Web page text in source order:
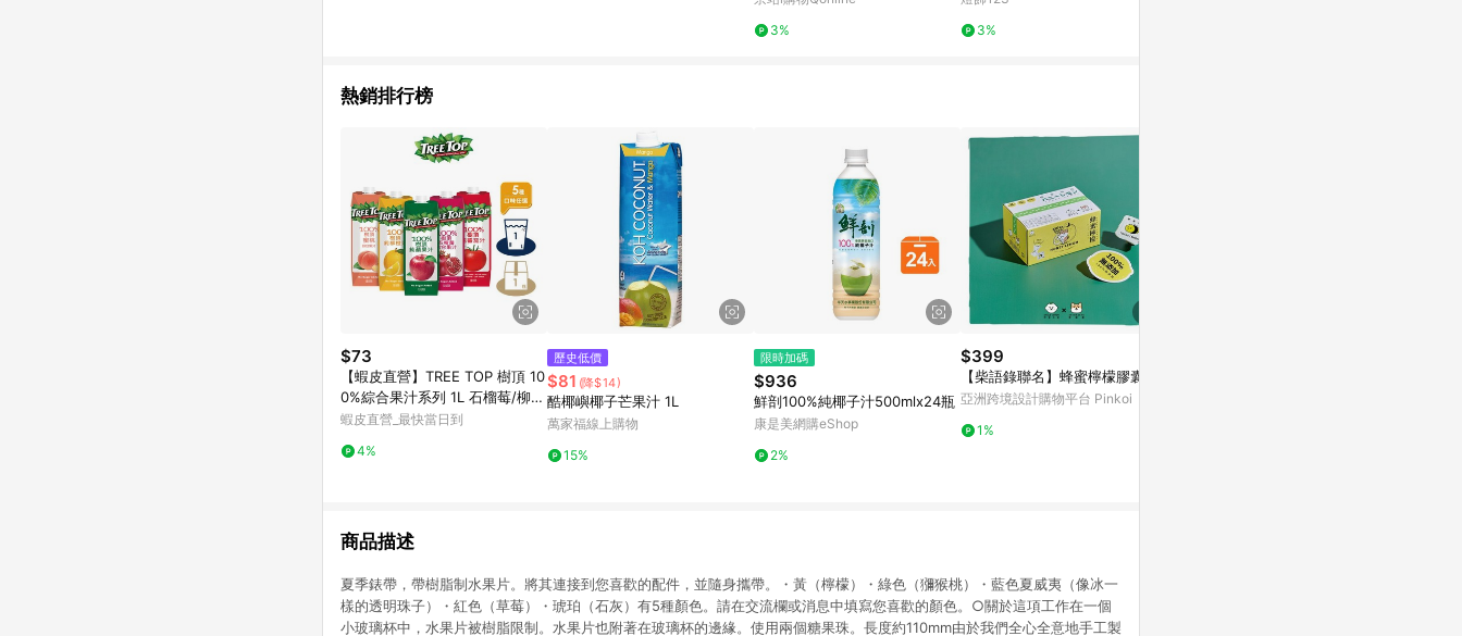
3%
3%
熱銷排行榜
$73
【蝦皮直營】TREE TOP 樹頂 10
0%綜合果汁系列 1L 石榴莓/柳
橙/蘋果/水蜜桃/蕃茄汁 果汁
蝦皮直營_最快當日到
4%
歷史低價
$81 (降$14)
酷椰嶼椰子芒果汁 1L
萬家福線上購物
15%
限時加碼
$936
鮮剖100%純椰子汁500mlx24瓶
康是美網購eShop
2%
$399
【柴語錄聯名】蜂蜜檸檬膠囊
亞洲跨境設計購物平台 Pinkoi
1%
商品描述
夏季錶帶，帶樹脂制水果片。將其連接到您喜歡的配件，並隨身攜帶。・黃（檸檬）・綠色（獼猴桃）・藍色夏威夷（像冰一
樣的透明珠子）・紅色（草莓）・琥珀（石灰）有5種顏色。請在交流欄或消息中填寫您喜歡的顏色。○關於這項工作在一個
小玻璃杯中，水果片被樹脂限制。水果片也附著在玻璃杯的邊緣。使用兩個糖果珠。長度約110mm由於我們全心全意地手工製